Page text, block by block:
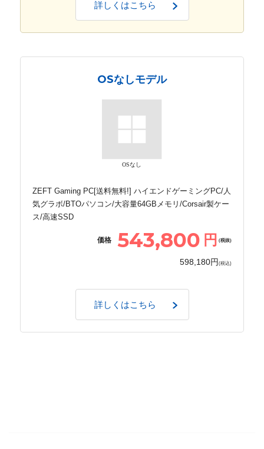
詳しくはこちら
OSなしモデル
OSなし
ZEFT Gaming PC[送料無料!] ハイエンドゲーミングPC/人
気グラボ/BTOパソコン/大容量64GBメモリ/Corsair製ケー
ス/高速SSD
価格 543,800 円 (税抜)
598,180円 (税込)
詳しくはこちら